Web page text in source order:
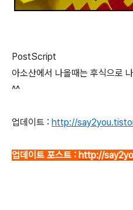
PostScript
아소산에서 나올때는 후식으로
^^
업데이트 : http://
업데이트 포스트 : http://